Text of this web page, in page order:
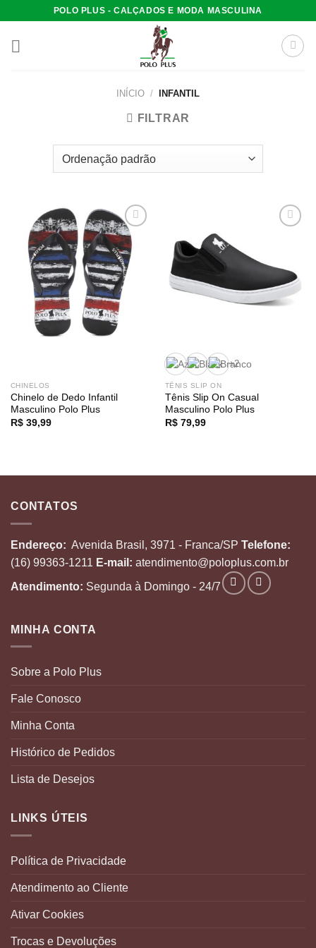
content
POLO PLUS - CALÇADOS E MODA MASCULINA
INÍCIO / INFANTIL
FILTRAR
Add to
wishlist
CHINELOS
Chinelo de Dedo Infantil
Masculino Polo Plus
R$39,99
+2
TÊNIS SLIP ON
Tênis Slip On Casual
Masculino Polo Plus
R$79,99
CONTATOS
Endereço: Avenida Brasil, 3971 - Franca/SP Telefone:
(16) 99363-1211 E-mail: atendimento@poloplus.com.br
Atendimento: Segunda à Domingo - 24/7
MINHA CONTA
Sobre a Polo Plus
Fale Conosco
Minha Conta
Histórico de Pedidos
Lista de Desejos
LINKS ÚTEIS
Política de Privacidade
Atendimento ao Cliente
Ativar Cookies
Trocas e Devoluções